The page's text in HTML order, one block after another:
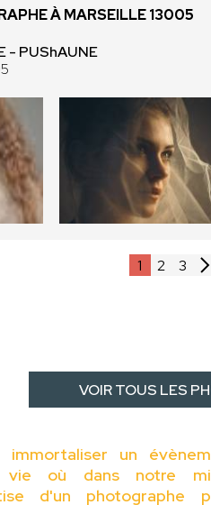
À MARSEILLE 13005
- PUShAUNE
1 2 3
VOIR TOUS LES
un
où dans notre
d'un photographe